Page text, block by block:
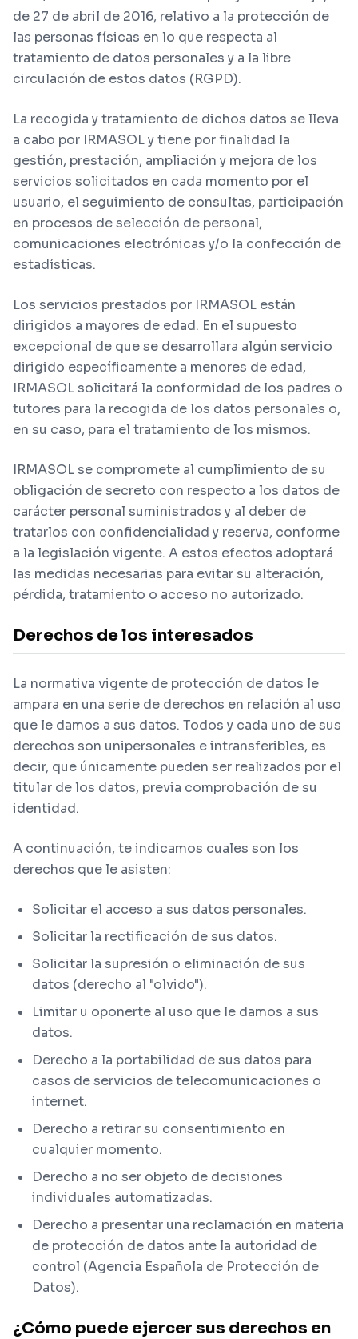
de 27 de abril de 2016, relativo a la protección de
las personas físicas en lo que respecta al
tratamiento de datos personales y a la libre
circulación de estos datos (RGPD).
La recogida y tratamiento de dichos datos se lleva
a cabo por IRMASOL y tiene por finalidad la
gestión, prestación, ampliación y mejora de los
servicios solicitados en cada momento por el
usuario, el seguimiento de consultas, participación
en procesos de selección de personal,
comunicaciones electrónicas y/o la confección de
estadísticas.
Los servicios prestados por IRMASOL están
dirigidos a mayores de edad. En el supuesto
excepcional de que se desarrollara algún servicio
dirigido específicamente a menores de edad,
IRMASOL solicitará la conformidad de los padres o
tutores para la recogida de los datos personales o,
en su caso, para el tratamiento de los mismos.
IRMASOL se compromete al cumplimiento de su
obligación de secreto con respecto a los datos de
carácter personal suministrados y al deber de
tratarlos con confidencialidad y reserva, conforme
a la legislación vigente. A estos efectos adoptará
las medidas necesarias para evitar su alteración,
pérdida, tratamiento o acceso no autorizado.
Derechos de los interesados
La normativa vigente de protección de datos le
ampara en una serie de derechos en relación al uso
que le damos a sus datos. Todos y cada uno de sus
derechos son unipersonales e intransferibles, es
decir, que únicamente pueden ser realizados por el
titular de los datos, previa comprobación de su
identidad.
A continuación, te indicamos cuales son los
derechos que le asisten:
Solicitar el acceso a sus datos personales.
Solicitar la rectificación de sus datos.
Solicitar la supresión o eliminación de sus
datos (derecho al "olvido").
Limitar u oponerte al uso que le damos a sus
datos.
Derecho a la portabilidad de sus datos para
casos de servicios de telecomunicaciones o
internet.
Derecho a retirar su consentimiento en
cualquier momento.
Derecho a no ser objeto de decisiones
individuales automatizadas.
Derecho a presentar una reclamación en materia
de protección de datos ante la autoridad de
control (Agencia Española de Protección de
Datos).
¿Cómo puede ejercer sus derechos en